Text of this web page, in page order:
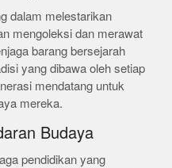
dalam melestarikan
mengoleksi dan merawat
barang bersejarah
yang dibawa oleh setiap
mendatang untuk
mereka.
Budaya
pendidikan yang